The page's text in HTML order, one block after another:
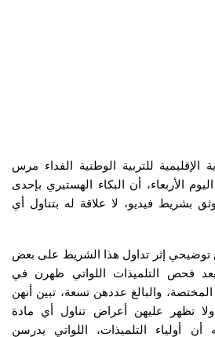
الإقليمية للتربية الوطنية الفداء مرس
الأربعاء، أن البكاء الهستيري بإحدى
بشريط فيديو، لا علاقة له بتناول أي
توضيحي إثر تداول هذا الشريط على بعض
بعد فحص التلميذات اللواتي ظهرن في
والبالغ عددهن تسعة، تبين أنهن
تظهر عليهن أعراض تناول أي مادة
أن أولياء التلميذات، اللواتي يدرسن